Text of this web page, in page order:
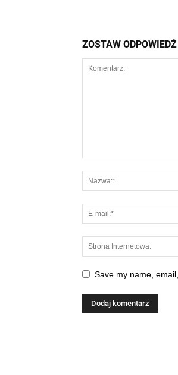
ZOSTAW ODPOWIEDŹ
Save my name,